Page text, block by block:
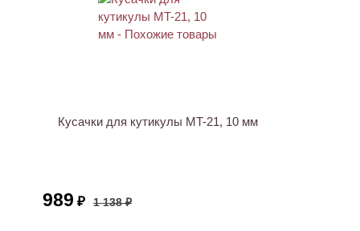
Кусачки для кутикулы MT-21, 10 мм
989 ₽ 1 138 ₽